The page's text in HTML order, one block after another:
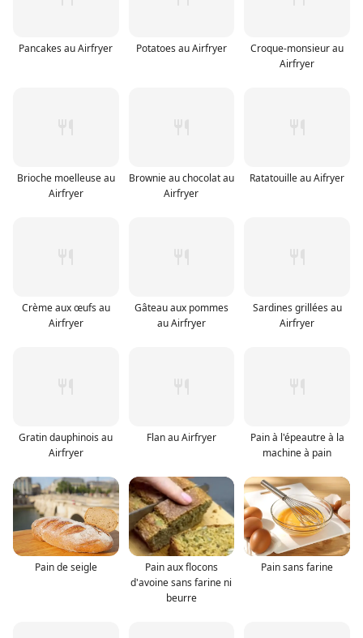
Pancakes au Airfryer Potatoes au Airfryer
Croque-monsieur au
Airfryer
Brioche moelleuse au
Airfryer
Brownie au chocolat au
Airfryer
Ratatouille au Aifryer
Crème aux œufs au
Airfryer
Gâteau aux pommes
au Airfryer
Sardines grillées au
Airfryer
Gratin dauphinois au
Airfryer
Flan au Airfryer
Pain à l'épeautre à la
machine à pain
Pain de seigle
Pain aux flocons
d'avoine sans farine ni
beurre
Pain sans farine